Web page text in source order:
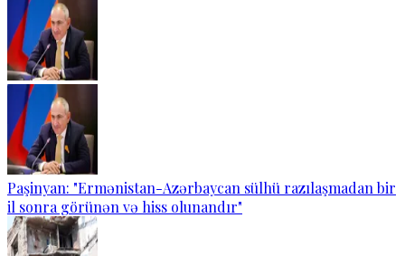
Paşinyan: "Ermənistan-Azərbaycan sülhü razılaşmadan bir
il sonra görünən və hiss olunandır"